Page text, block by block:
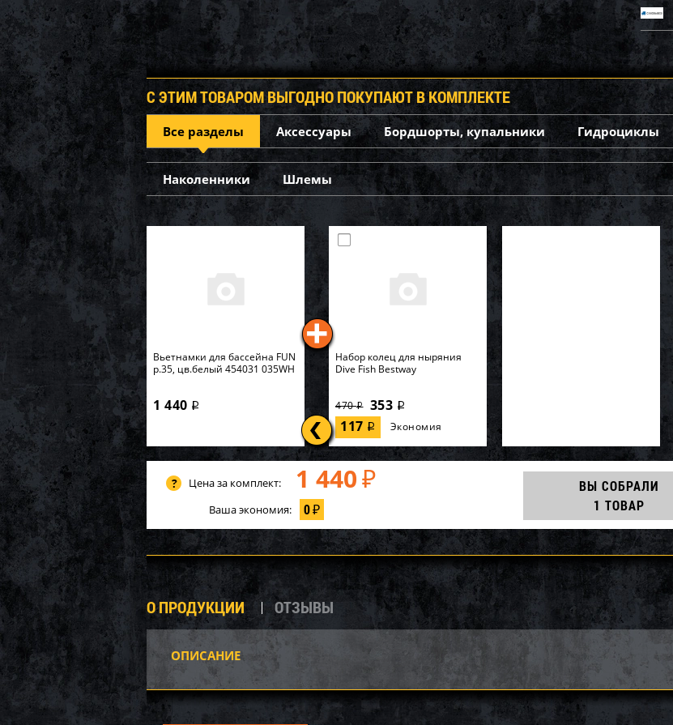
С ЭТИМ ТОВАРОМ ВЫГОДНО ПОКУПАЮТ В КОМПЛЕКТЕ
Все разделы Аксессуары Бордшорты, купальники Гидроциклы
Наколенники Шлемы
Вьетнамки для бассейна FUN
р.35, цв.белый 454031 035WH
1 440 i
Набор колец для ныряния
Dive Fish Bestway
470i 353 i
117 i Экономия
Башмак приводной цепи
WSM BRP SM-03361
3 264
Вал импеллера WSM Yamaha
VX1100 003-114-01
12 960i 12 053
Цена за комплект: 1 440 ₽
Ваша экономия: 0₽
ВЫ СОБРАЛИ
1 ТОВАР
О ПРОДУКЦИИ ОТЗЫВЫ
ОПИСАНИЕ